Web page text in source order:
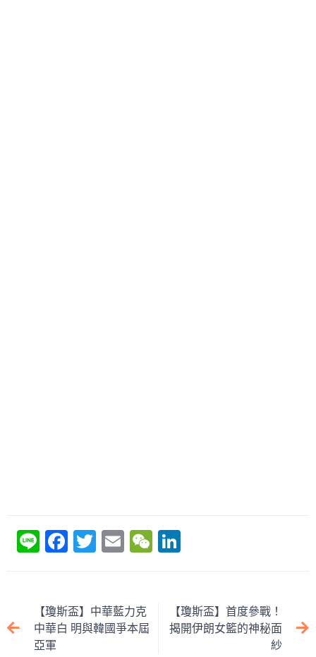
Li F
e
b
T
er
E
l
W
at
e
dI
【瓊斯盃】中華藍力克
中華白 明與韓國爭本屆
亞軍
【瓊斯盃】首度參戰！
揭開伊朗女籃的神秘面
紗